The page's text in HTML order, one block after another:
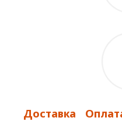
Доставка